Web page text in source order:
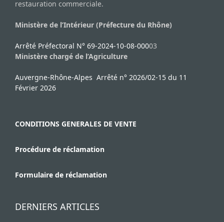
restauration commerciale.
Ministère de l’Intérieur (Préfecture du Rhône)
Arrêté Préfectoral N° 69-2024-10-08-00003
Ministère chargé de l’Agriculture
Auvergne-Rhône-Alpes Arrêté n° 2026/02-15 du 11
Février 2026
CONDITIONS GENERALES DE VENTE
Procédure de réclamation
Formulaire de réclamation
DERNIERS ARTICLES